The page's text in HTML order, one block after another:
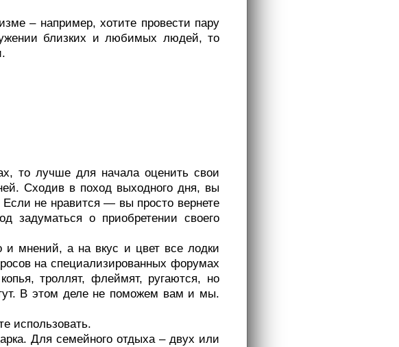
– например, хотите провести пару
близких и любимых людей, то
то лучше для начала оценить свои
Сходив в поход выходного дня, вы
не нравится — вы просто вернете
задуматься о приобретении своего
и мнений, а на вкус и цвет все лодки
на специализированных форумах
троллят, флеймят, ругаются, но
В этом деле не поможем вам и мы.
использовать.
Для семейного отдыха – двух или